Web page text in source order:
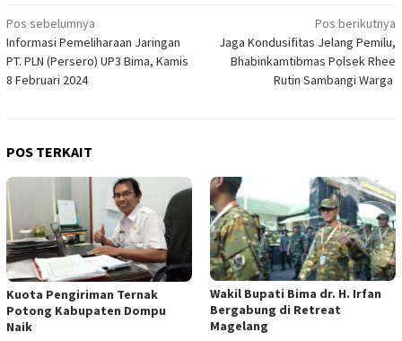
Navigasi
pos
Pos sebelumnya
Informasi Pemeliharaan Jaringan
PT. PLN (Persero) UP3 Bima, Kamis
8 Februari 2024
Pos berikutnya
Jaga Kondusifitas Jelang Pemilu,
Bhabinkamtibmas Polsek Rhee
Rutin Sambangi Warga
POS TERKAIT
Kuota Pengiriman Ternak
Potong Kabupaten Dompu
Naik
Wakil Bupati Bima dr. H. Irfan
Bergabung di Retreat
Magelang